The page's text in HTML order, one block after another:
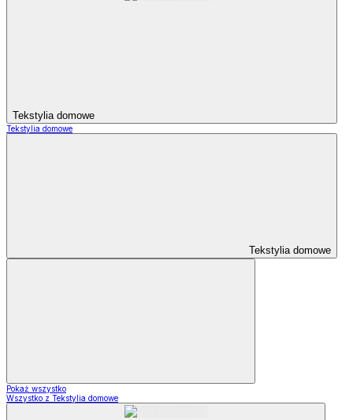
Tekstylia domowe
Tekstylia domowe
Tekstylia domowe
Pokaż wszystko
Wszystko z Tekstylia domowe